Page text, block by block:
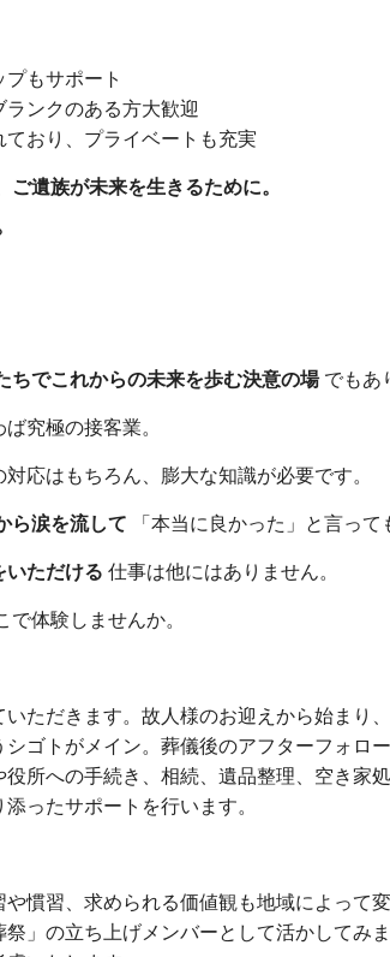
プもサポート
ランクのある方大歓迎
ており、プライベートも充実
遺族が未来を生きるために。
ちでこれからの未来を歩む決意の場でもあ
究極の接客業。
応はもちろん、膨大な知識が必要です。
ら涙を流して 「本当に良かった」と言って
いただける 仕事は他にはありません。
で体験しませんか。
ただきます。故人様のお迎えから始まり
ゴトがメイン。葬儀後のアフターフォロ
所への手続き、相続、遺品整理、空き家
ったサポートを行います。
慣習、求められる価値観も地域によって
」の立ち上げメンバーとして活かしてみ